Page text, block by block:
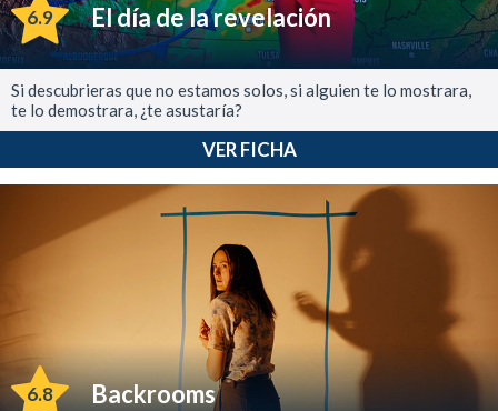
6.9 El día de la revelación
Si descubrieras que no estamos solos, si alguien te lo mostrara,
te lo demostrara, ¿te asustaría?
VER FICHA
6.8 Backrooms